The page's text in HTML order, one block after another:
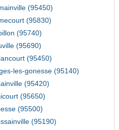
(95450)
(95830)
(95740)
(95690)
(95450)
les-gonesse (95140)
(95420)
(95650)
(95500)
(95190)